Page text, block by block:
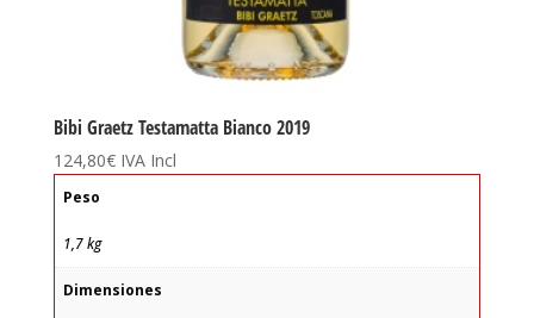
Bibi Graetz Testamatta Bianco 2019
124,80€ IVA Incl
Peso
1,7 kg
Dimensiones